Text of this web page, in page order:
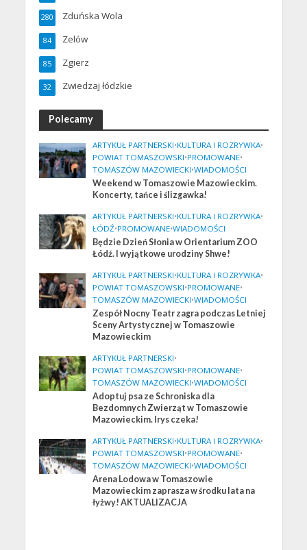
Zduńska Wola
280
Zelów
84
Zgierz
85
Zwiedzaj łódzkie
32
Polecamy
ARTYKUŁ PARTNERSKI•KULTURA I ROZRYWKA•
POWIAT TOMASZOWSKI•PROMOWANE•
TOMASZÓW MAZOWIECKI•WIADOMOŚCI
Weekend w Tomaszowie Mazowieckim.
Koncerty, tańce i ślizgawka!
ARTYKUŁ PARTNERSKI•KULTURA I ROZRYWKA•
ŁÓDŹ•PROMOWANE•WIADOMOŚCI
Będzie Dzień Słonia w Orientarium ZOO
Łódź. I wyjątkowe urodziny Shwe!
ARTYKUŁ PARTNERSKI•KULTURA I ROZRYWKA•
POWIAT TOMASZOWSKI•PROMOWANE•
TOMASZÓW MAZOWIECKI•WIADOMOŚCI
Zespół Nocny Teatr zagra podczas Letniej
Sceny Artystycznej w Tomaszowie
Mazowieckim
ARTYKUŁ PARTNERSKI•
POWIAT TOMASZOWSKI•PROMOWANE•
TOMASZÓW MAZOWIECKI•WIADOMOŚCI
Adoptuj psa ze Schroniska dla
Bezdomnych Zwierząt w Tomaszowie
Mazowieckim. Irys czeka!
ARTYKUŁ PARTNERSKI•KULTURA I ROZRYWKA•
POWIAT TOMASZOWSKI•PROMOWANE•
TOMASZÓW MAZOWIECKI•WIADOMOŚCI
Arena Lodowa w Tomaszowie
Mazowieckim zaprasza w środku lata na
łyżwy! AKTUALIZACJA